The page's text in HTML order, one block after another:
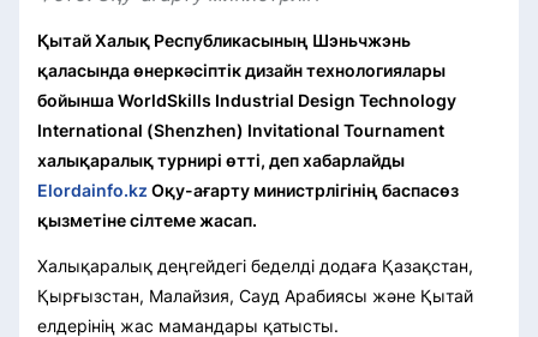
Қытай Халық Республикасының Шэньчжэнь
қаласында өнеркәсіптік дизайн технологиялары
бойынша WorldSkills Industrial Design Technology
International (Shenzhen) Invitational Tournament
халықаралық турнирі өтті, деп хабарлайды
Elordainfo.kz Оқу-ағарту министрлігінің баспасөз
қызметіне сілтеме жасап.
Халықаралық деңгейдегі беделді додаға Қазақстан,
Қырғызстан, Малайзия, Сауд Арабиясы және Қытай
елдерінің жас мамандары қатысты.